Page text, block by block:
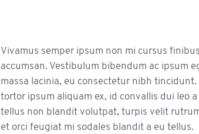
Vivamus semper ipsum non mi cursus
accumsan. Vestibulum bibendum ac ipsum
massa lacinia, eu consectetur nibh
tortor ipsum aliquam ex, id convallis dui leo
tellus non blandit volutpat, turpis velit
et orci feugiat mi sodales blandit a eu tellus.